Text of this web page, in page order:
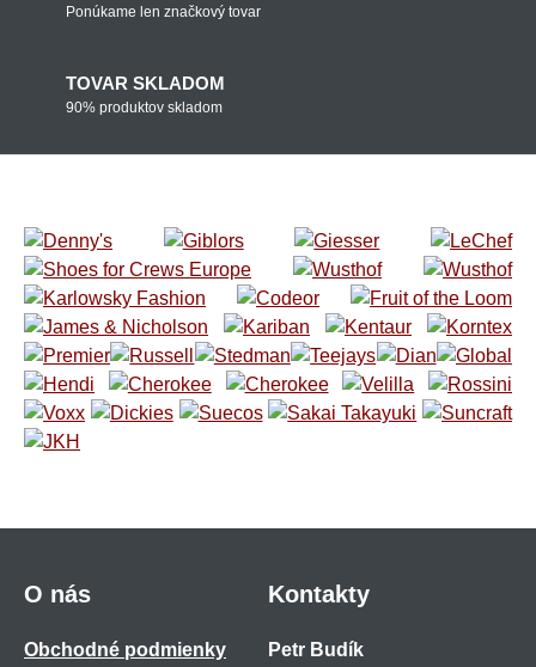
Ponúkame len značkový tovar
TOVAR SKLADOM
90% produktov skladom
O nás
Obchodné podmienky
Kontakty
Petr Budík